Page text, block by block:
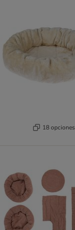
18 opciones